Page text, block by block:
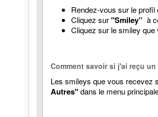
Rendez-vous sur le
Cliquez sur"Smiley” à
Cliquez sur le smiley
Comment savoir si j'ai reçu
Les smileys que vous recevez
Autres"dans le menu